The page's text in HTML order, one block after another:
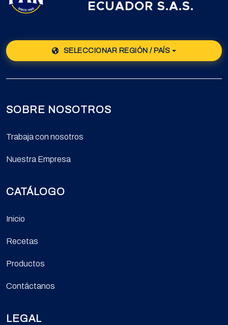
ECUADOR S.A.S.
SELECCIONAR REGIÓN / PAÍS
SOBRE NOSOTROS
Trabaja con nosotros
Nuestra Empresa
CATÁLOGO
Inicio
Recetas
Productos
Contáctanos
LEGAL